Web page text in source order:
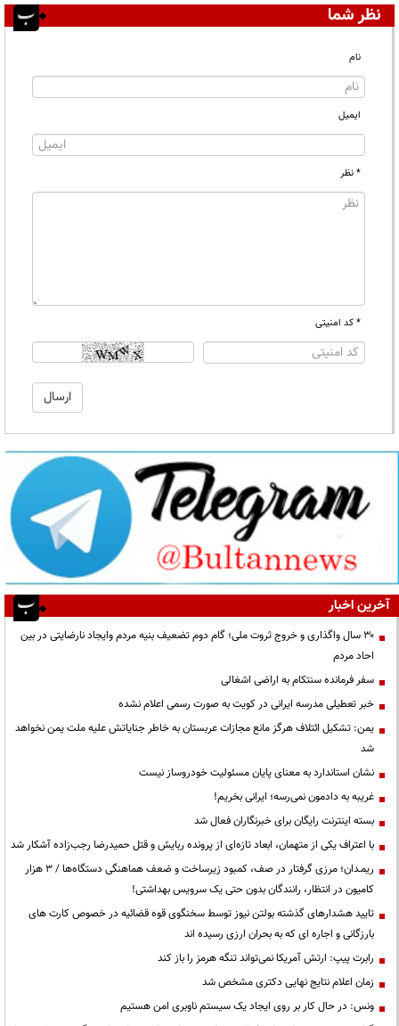
نظر شما
نام
ایمیل
* نظر
* کد امنیتی
آخرین اخبار
۳۰ سال واگذاری و خروج ثروت ملی؛ گام دوم تضعیف بنیه مردم وایجاد نارضایتی در بین
احاد مردم
سفر فرمانده سنتکام به اراضی اشغالی
خبر تعطیلی مدرسه ایرانی در کویت به صورت رسمی اعلام نشده
یمن: تشکیل ائتلاف هرگز مانع مجازات عربستان به خاطر جنایاتش علیه ملت یمن نخواهد
شد
نشان استاندارد به معنای پایان مسئولیت خودروساز نیست
غریبه به دادمون نمی‌رسه؛ ایرانی بخریم!
بسته اینترنت رایگان برای خبرنگاران فعال شد
با اعتراف یکی از متهمان، ابعاد تازه‌ای از پرونده ربایش و قتل حمیدرضا رجب‌زاده آشکار شد
ریمـدان؛ مرزی گرفتار در صف، کمبود زیرساخت و ضعف هماهنگی دستگاه‌ها / ۳ هزار
کامیون در انتظار، رانندگان بدون حتی یک سرویس بهداشتی!
تایید هشدارهای گذشته بولتن نیوز توسط سخنگوی قوه قضائیه در خصوص کارت های
بارزگانی و اجاره ای که به بحران ارزی رسیده اند
رابرت پیپ: ارتش آمریکا نمی‌تواند تنگه هرمز را باز کند
زمان اعلام نتایج نهایی دکتری مشخص شد
ونس: در حال کار بر روی ایجاد یک سیستم ناوبری امن هستیم